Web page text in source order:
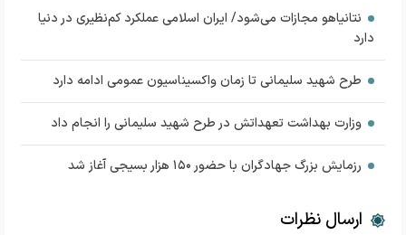
نتانیاهو مجازات می‌شود/ ایران اسلامی عملکرد کم‌نظیری در دنیا
دارد
طرح شهید سلیمانی تا زمان واکسیناسیون عمومی ادامه دارد
وزارت بهداشت تعهداتش در طرح شهید سلیمانی را انجام داد
رزمایش بزرگ جهادگران با حضور ۱۵۰ هزار بسیجی آغاز شد
ارسال نظرات